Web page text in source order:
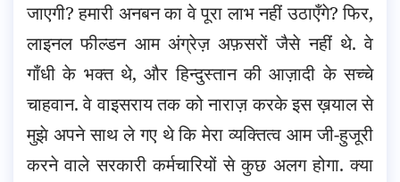
जाएगी? हमारी अनबन का वे पूरा लाभ नहीं उठाएँगे? फिर,
लाइनल फील्डन आम अंग्रेज़ अफ़सरों जैसे नहीं थे. वे
गाँधी के भक्त थे, और हिन्दुस्तान की आज़ादी के सच्चे
चाहवान. वे वाइसराय तक को नाराज़ करके इस ख़याल से
मुझे अपने साथ ले गए थे कि मेरा व्यक्तित्व आम जी-हुजूरी
करने वाले सरकारी कर्मचारियों से कुछ अलग होगा. क्या